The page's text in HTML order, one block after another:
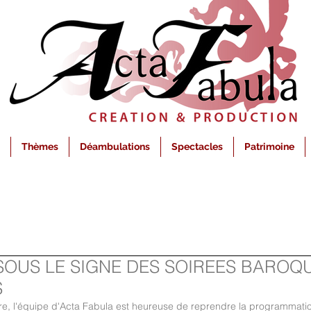
Thèmes Déambulations Spectacles Patrimoine
LE SIGNE DES SOIREES
l'équipe d'Acta Fabula est heureuse de reprendre la